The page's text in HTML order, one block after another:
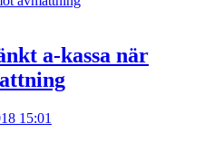
a-kassa när
15:01